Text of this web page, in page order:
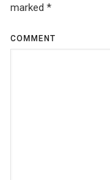
marked *
COMMENT